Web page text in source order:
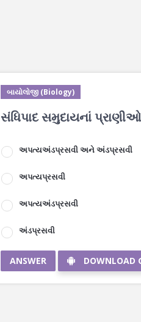
બાયોલોજી (Biology)
સંધિપાદ સમુદાયનાં
અપત્યઅંડપ્રસવી અને અંડપ્રસવી
અપત્યપ્રસવી
અપત્યઅંડપ્રસવી
અંડપ્રસવી
ANSWER DOWNLOAD